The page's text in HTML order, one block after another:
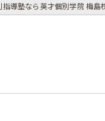
導塾なら英才個別学院 梅島